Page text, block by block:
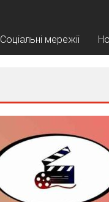
Соціальні мережіі